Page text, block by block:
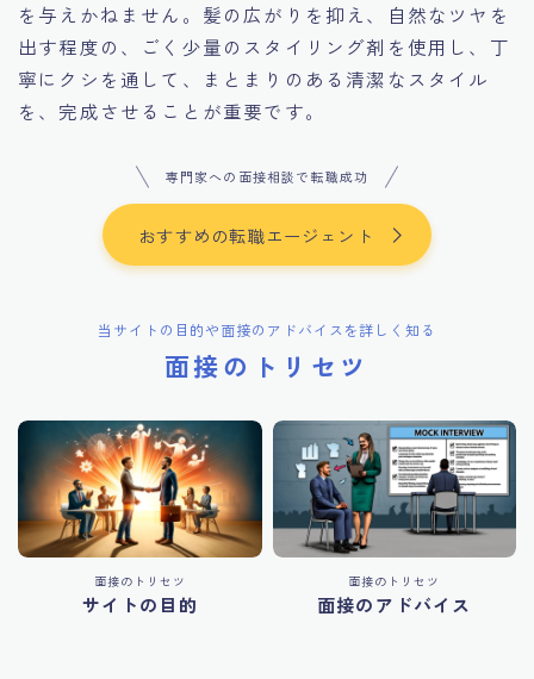
を与えかねません。髪の広がりを抑え、自然なツヤを
出す程度の、ごく少量のスタイリング剤を使用し、丁
寧にクシを通して、まとまりのある清潔なスタイル
を、完成させることが重要です。
専門家への面接相談で転職成功
おすすめの転職エージェント
当サイトの目的や面接のアドバイスを詳しく知る
面接のトリセツ
面接のトリセツ
サイトの目的
面接のトリセツ
面接のアドバイス